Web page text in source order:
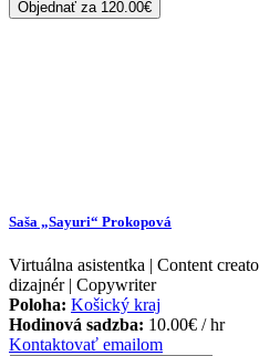
Objednať za 120.00€
Saša „Sayuri“ Prokopová
Virtuálna asistentka | Content
dizajnér | Copywriter
Poloha: Košický kraj
Hodinová sadzba: 10.00€ / hr
Kontaktovať emailom